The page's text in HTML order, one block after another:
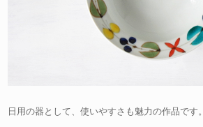
日用の器として、使いやすさも魅力の作品です。